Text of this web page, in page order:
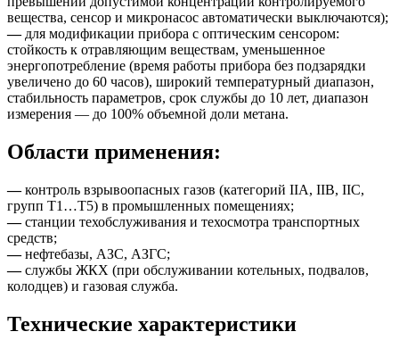
вещества, сенсор и микронасос автоматически выключаются);
—для модификации прибора с оптическим сенсором:
стойкость к отравляющим веществам, уменьшенное
энергопотребление (время работы прибора без подзарядки
увеличено до 60 часов), широкий температурный диапазон,
стабильность параметров, срок службы до 10 лет, диапазон
измерения — до 100% объемной доли метана.
Области применения:
—контроль взрывоопасных газов (категорий IIA, IIB, IIC,
групп Т1…Т5) в промышленных помещениях;
—станции техобслуживания и техосмотра транспортных
средств;
—нефтебазы, АЗС, АЗГС;
—службы ЖКХ (при обслуживании котельных, подвалов,
колодцев) и газовая служба.
Технические характеристики